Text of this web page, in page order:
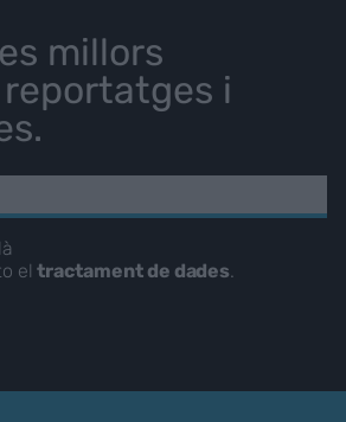
millors
i
eltractament de dades.